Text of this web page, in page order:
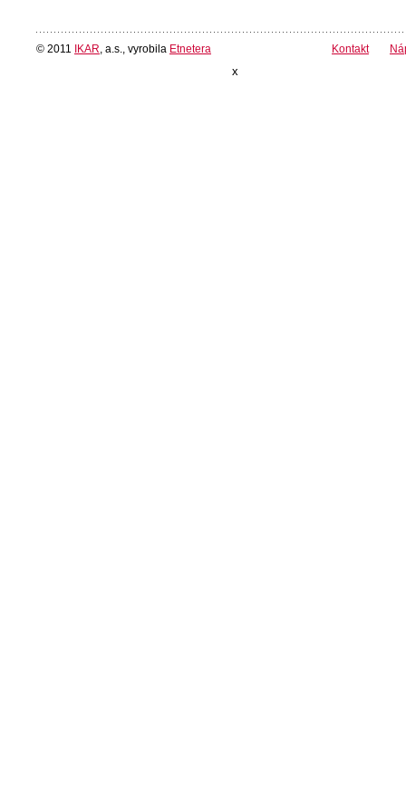
© 2011 IKAR , a.s., vyrobila Etnetera Kontakt
x